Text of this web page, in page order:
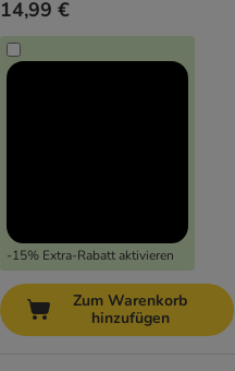
14,99 €
-15% Extra-Rabatt aktivieren
Zum Warenkorb
hinzufügen